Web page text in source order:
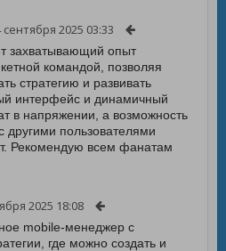
сентября 2025 03:33
захватывающий опыт
командой, позволяя
стратегию и развивать
интерфейс и динамичный
в напряжении, а возможность
другими пользователями
Рекомендую всем фанатам
2025 18:08
mobile-менеджер с
где можно создать и